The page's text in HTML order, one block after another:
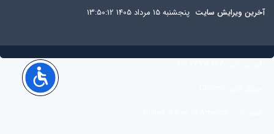
آخرين ويرايش سایت پنجشنبه 15 مرداد 1405 13:50:12